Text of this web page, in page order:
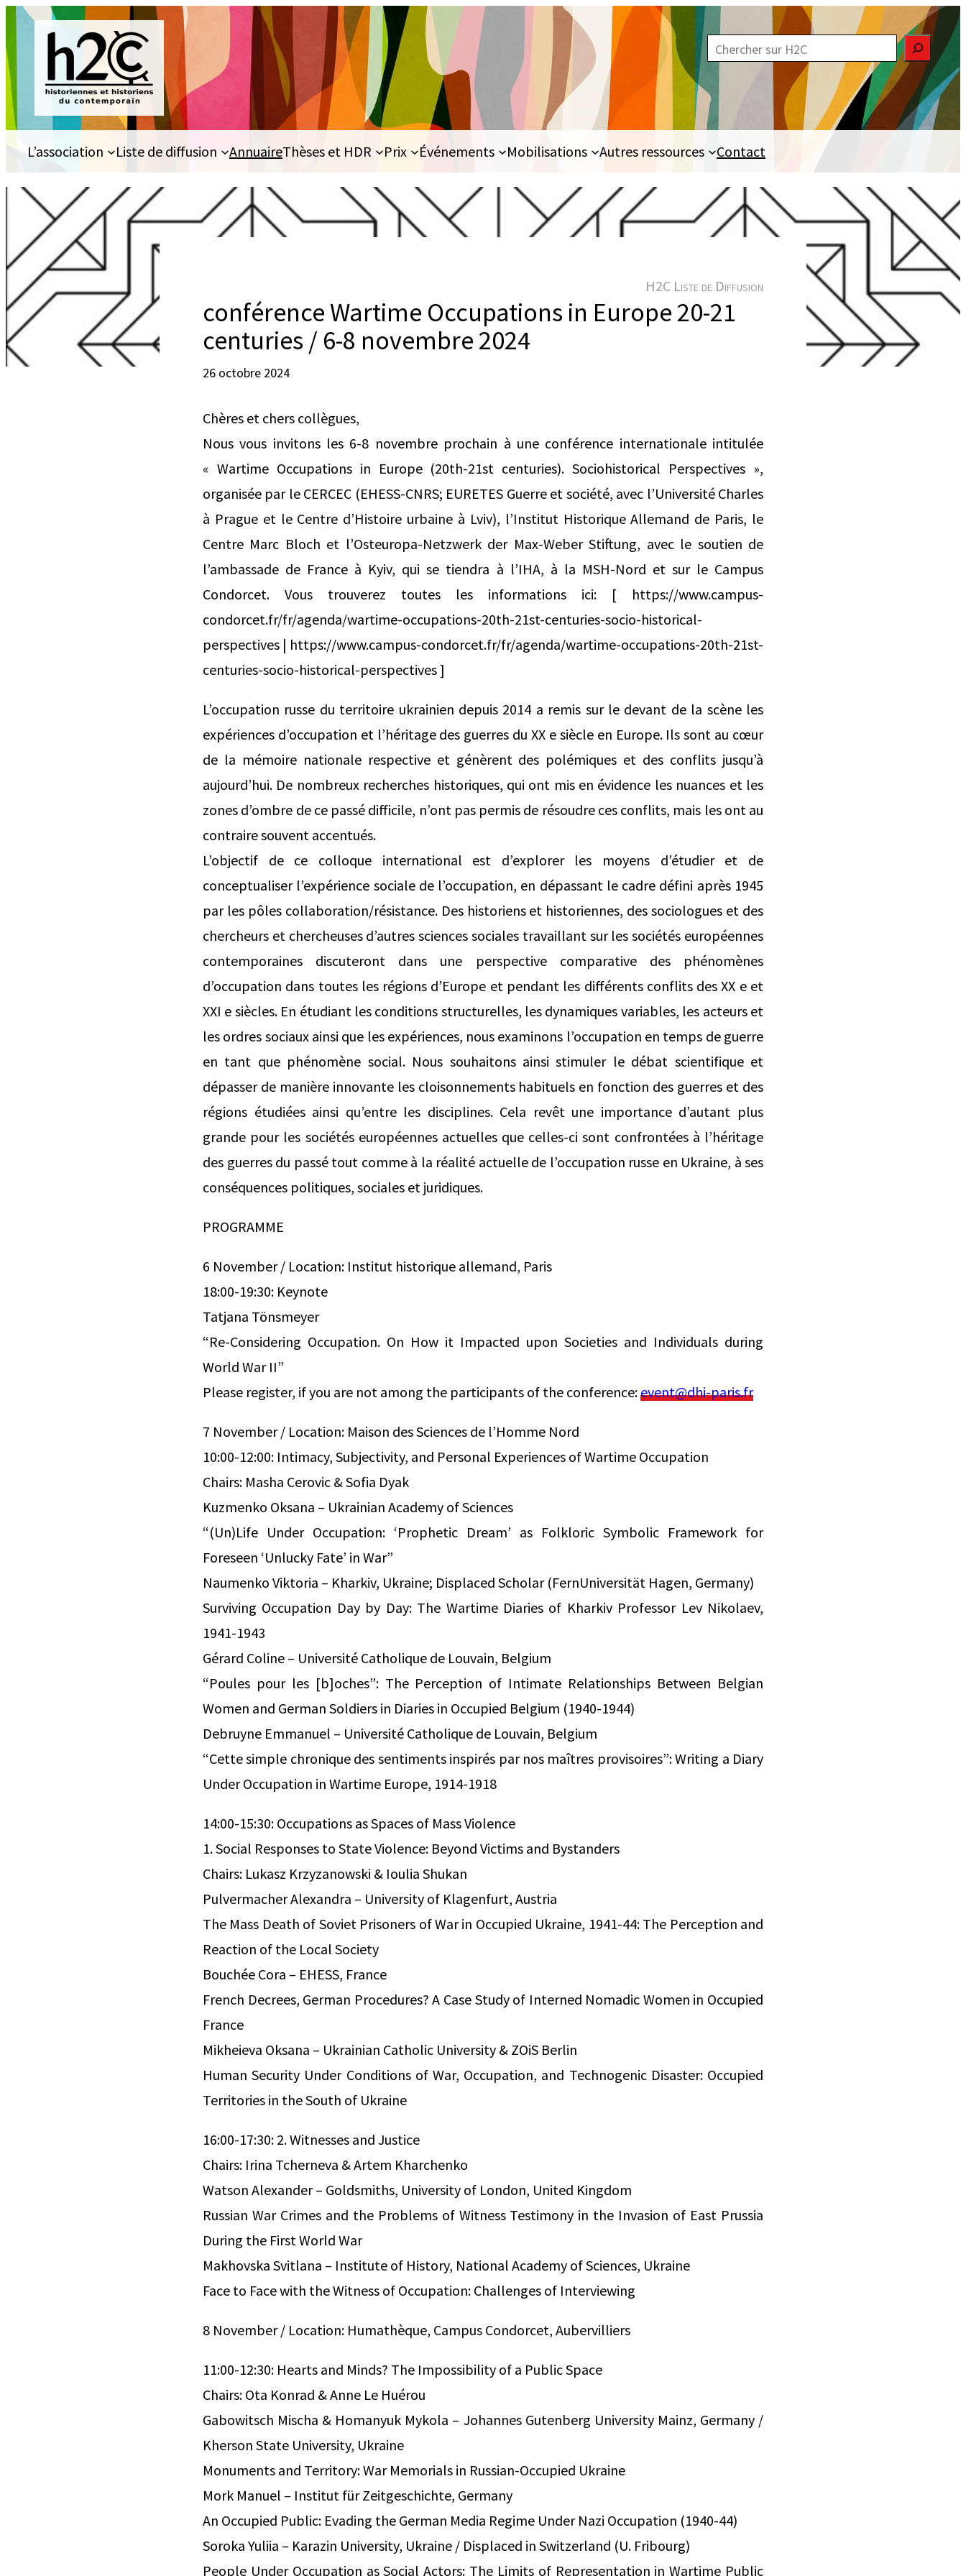
Aller
au
contenu
c
h
e
c
L’association Liste de diffusion AnnuaireThèses et HDR Prix Événements Mobilisations Autres ressources Contact
H2C Liste de Diffusion
conférence Wartime Occupations in Europe 20-21
centuries / 6-8 novembre 2024
26 octobre 2024
Chères et chers collègues,
Nous vous invitons les 6-8 novembre prochain à une conférence internationale intitulée
« Wartime Occupations in Europe (20th-21st centuries). Sociohistorical Perspectives »,
organisée par le CERCEC (EHESS-CNRS; EURETES Guerre et société, avec l’Université Charles
à Prague et le Centre d’Histoire urbaine à Lviv), l’Institut Historique Allemand de Paris, le
Centre Marc Bloch et l’Osteuropa-Netzwerk der Max-Weber Stiftung, avec le soutien de
l’ambassade de France à Kyiv, qui se tiendra à l’IHA, à la MSH-Nord et sur le Campus
Condorcet. Vous trouverez toutes les informations ici: [ https://www.campus-
condorcet.fr/fr/agenda/wartime-occupations-20th-21st-centuries-socio-historical-
perspectives | https://www.campus-condorcet.fr/fr/agenda/wartime-occupations-20th-21st-
centuries-socio-historical-perspectives ]
L’occupation russe du territoire ukrainien depuis 2014 a remis sur le devant de la scène les
expériences d’occupation et l’héritage des guerres du XX e siècle en Europe. Ils sont au cœur
de la mémoire nationale respective et génèrent des polémiques et des conflits jusqu’à
aujourd’hui. De nombreux recherches historiques, qui ont mis en évidence les nuances et les
zones d’ombre de ce passé difficile, n’ont pas permis de résoudre ces conflits, mais les ont au
contraire souvent accentués.
L’objectif de ce colloque international est d’explorer les moyens d’étudier et de
conceptualiser l’expérience sociale de l’occupation, en dépassant le cadre défini après 1945
par les pôles collaboration/résistance. Des historiens et historiennes, des sociologues et des
chercheurs et chercheuses d’autres sciences sociales travaillant sur les sociétés européennes
contemporaines discuteront dans une perspective comparative des phénomènes
d’occupation dans toutes les régions d’Europe et pendant les différents conflits des XX e et
XXI e siècles. En étudiant les conditions structurelles, les dynamiques variables, les acteurs et
les ordres sociaux ainsi que les expériences, nous examinons l’occupation en temps de guerre
en tant que phénomène social. Nous souhaitons ainsi stimuler le débat scientifique et
dépasser de manière innovante les cloisonnements habituels en fonction des guerres et des
régions étudiées ainsi qu’entre les disciplines. Cela revêt une importance d’autant plus
grande pour les sociétés européennes actuelles que celles-ci sont confrontées à l’héritage
des guerres du passé tout comme à la réalité actuelle de l’occupation russe en Ukraine, à ses
conséquences politiques, sociales et juridiques.
PROGRAMME
6 November / Location: Institut historique allemand, Paris
18:00-19:30: Keynote
Tatjana Tönsmeyer
“Re-Considering Occupation. On How it Impacted upon Societies and Individuals during
World War II”
Please register, if you are not among the participants of the conference:event@dhi-paris.fr
7 November / Location: Maison des Sciences de l’Homme Nord
10:00-12:00: Intimacy, Subjectivity, and Personal Experiences of Wartime Occupation
Chairs: Masha Cerovic & Sofia Dyak
Kuzmenko Oksana – Ukrainian Academy of Sciences
“(Un)Life Under Occupation: ‘Prophetic Dream’ as Folkloric Symbolic Framework for
Foreseen ‘Unlucky Fate’ in War”
Naumenko Viktoria – Kharkiv, Ukraine; Displaced Scholar (FernUniversität Hagen, Germany)
Surviving Occupation Day by Day: The Wartime Diaries of Kharkiv Professor Lev Nikolaev,
1941-1943
Gérard Coline – Université Catholique de Louvain, Belgium
“Poules pour les [b]oches”: The Perception of Intimate Relationships Between Belgian
Women and German Soldiers in Diaries in Occupied Belgium (1940-1944)
Debruyne Emmanuel – Université Catholique de Louvain, Belgium
“Cette simple chronique des sentiments inspirés par nos maîtres provisoires”: Writing a Diary
Under Occupation in Wartime Europe, 1914-1918
14:00-15:30: Occupations as Spaces of Mass Violence
1. Social Responses to State Violence: Beyond Victims and Bystanders
Chairs: Lukasz Krzyzanowski & Ioulia Shukan
Pulvermacher Alexandra – University of Klagenfurt, Austria
The Mass Death of Soviet Prisoners of War in Occupied Ukraine, 1941-44: The Perception and
Reaction of the Local Society
Bouchée Cora – EHESS, France
French Decrees, German Procedures? A Case Study of Interned Nomadic Women in Occupied
France
Mikheieva Oksana – Ukrainian Catholic University & ZOiS Berlin
Human Security Under Conditions of War, Occupation, and Technogenic Disaster: Occupied
Territories in the South of Ukraine
16:00-17:30: 2. Witnesses and Justice
Chairs: Irina Tcherneva & Artem Kharchenko
Watson Alexander – Goldsmiths, University of London, United Kingdom
Russian War Crimes and the Problems of Witness Testimony in the Invasion of East Prussia
During the First World War
Makhovska Svitlana – Institute of History, National Academy of Sciences, Ukraine
Face to Face with the Witness of Occupation: Challenges of Interviewing
8 November / Location: Humathèque, Campus Condorcet, Aubervilliers
11:00-12:30: Hearts and Minds? The Impossibility of a Public Space
Chairs: Ota Konrad & Anne Le Huérou
Gabowitsch Mischa & Homanyuk Mykola – Johannes Gutenberg University Mainz, Germany /
Kherson State University, Ukraine
Monuments and Territory: War Memorials in Russian-Occupied Ukraine
Mork Manuel – Institut für Zeitgeschichte, Germany
An Occupied Public: Evading the German Media Regime Under Nazi Occupation (1940-44)
Soroka Yuliia – Karazin University, Ukraine / Displaced in Switzerland (U. Fribourg)
People Under Occupation as Social Actors: The Limits of Representation in Wartime Public